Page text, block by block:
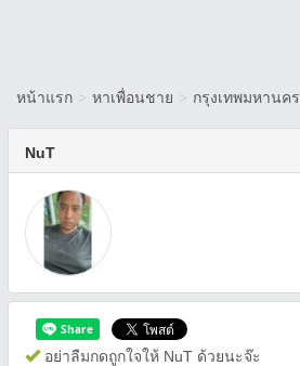
หน้าแรก > หาเพื่อนชาย > กรุงเทพมหานคร
NuT
อย่าลืมกดถูกใจให้ NuT ด้วยนะจ๊ะ